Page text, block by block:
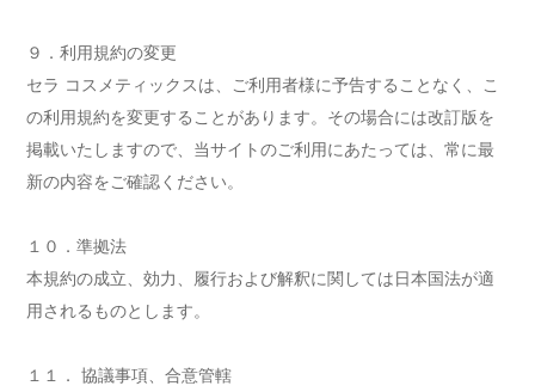
９．利用規約の変更
セラ コスメティックスは、ご利用者様に予告することなく、こ
の利用規約を変更することがあります。その場合には改訂版を
掲載いたしますので、当サイトのご利用にあたっては、常に最
新の内容をご確認ください。
１０．準拠法
本規約の成立、効力、履行および解釈に関しては日本国法が適
用されるものとします。
１１． 協議事項、合意管轄